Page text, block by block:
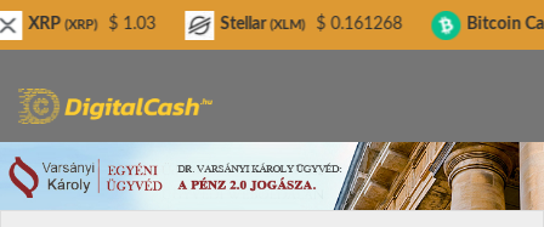
$ 1.03 Stellar (XLM) $ 0.161268 Bitcoin Cash(BCH) $
Digitalcash.hu